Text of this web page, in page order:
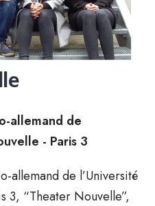
allemand de
- Paris 3
allemand de l’Université
3, “Theater Nouvelle”,